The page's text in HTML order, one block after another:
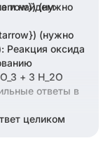
(нужно
(нужно
и найдем
Реакция оксида
+ 3 H_2O
реакция
ответы в
целиком